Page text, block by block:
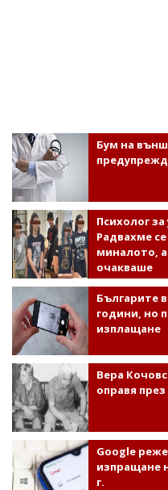
Бум на
Психолог
Радвахме
миналото,
очакваше
Българите
години, но
изплащане
Вера
оправя през
Google
изпращане
г.